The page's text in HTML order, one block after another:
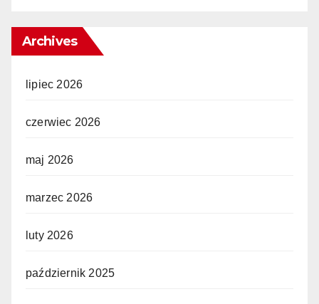
Archives
lipiec 2026
czerwiec 2026
maj 2026
marzec 2026
luty 2026
październik 2025